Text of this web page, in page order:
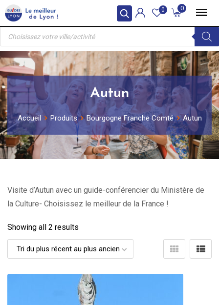
Skip
to
content
0
0
Recherche
produits
Autun
Accueil Produits Bourgogne Franche Comté Autun
Visite d’Autun avec un guide-conférencier du Ministère de
la Culture- Choisissez le meilleur de la France !
Showing all 2 results